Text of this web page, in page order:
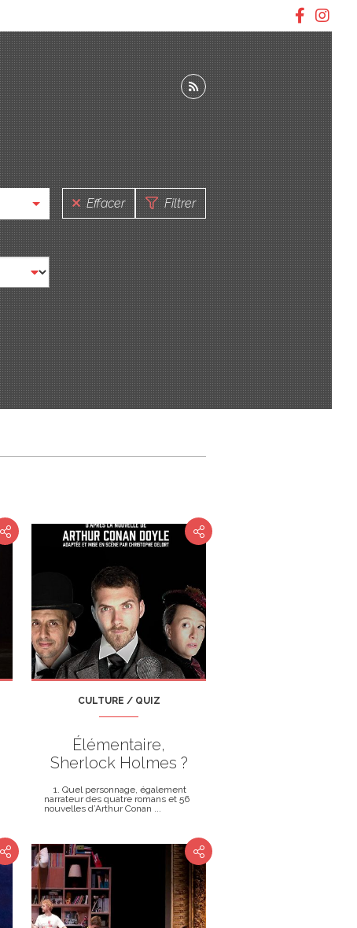
Effacer Filtrer
CULTURE / QUIZ
Élémentaire,
Sherlock Holmes ?
1. Quel personnage, également
narrateur des quatre romans et 56
nouvelles d’Arthur Conan ...